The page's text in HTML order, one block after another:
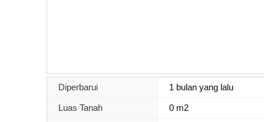
Diperbarui 1 bulan yang lalu
Luas Tanah 0 m2